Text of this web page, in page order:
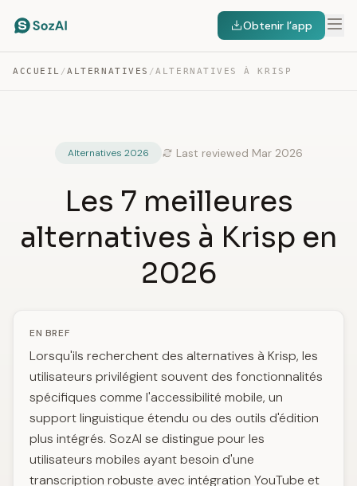
Obtenir l’app
ACCUEIL /ALTERNATIVES /ALTERNATIVES À KRISP
Alternatives 2026 Last reviewed Mar 2026
Les 7 meilleures
alternatives à Krisp en
2026
EN BREF
Lorsqu'ils recherchent des alternatives à Krisp, les
utilisateurs privilégient souvent des fonctionnalités
spécifiques comme l'accessibilité mobile, un
support linguistique étendu ou des outils d'édition
plus intégrés. SozAI se distingue pour les
utilisateurs mobiles ayant besoin d'une
transcription robuste avec intégration YouTube et